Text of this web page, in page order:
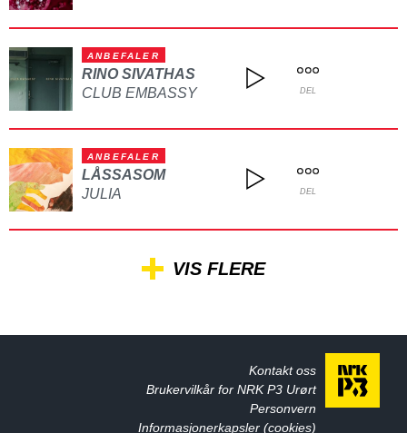
ANBEFALER
RINO SIVATHAS
CLUB EMBASSY
DEL
ANBEFALER
LÅSSASOM
JULIA
DEL
VIS FLERE
Kontakt oss
Brukervilkår for NRK P3 Urørt
Personvern
Informasjonerkapsler (cookies)